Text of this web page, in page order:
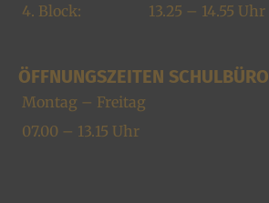
4. Block:
13.25 – 14.55 Uhr
ÖFFNUNGSZEITEN SCHULBÜRO
Montag – Freitag
07.00 – 13.15 Uhr